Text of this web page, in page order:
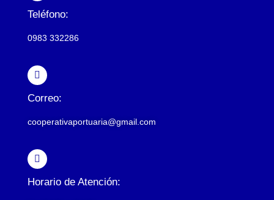
Teléfono:
0983 332286
Correo:
cooperativaportuaria@gmail.com
Horario de Atención: